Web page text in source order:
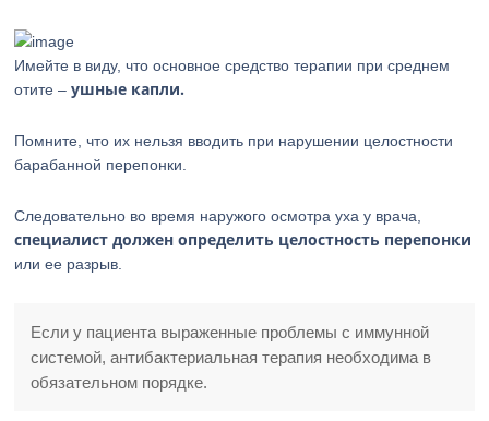
Имейте в виду, что основное средство терапии при среднем
отите –ушные капли.
Помните, что их нельзя вводить при нарушении целостности
барабанной перепонки.
Следовательно во время наружого осмотра уха у врача,
специалист должен определить целостность перепонки
или ее разрыв.
Если у пациента выраженные проблемы с иммунной
системой, антибактериальная терапия необходима в
обязательном порядке.